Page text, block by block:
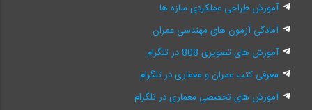
آموزش طراحی عملکردی سازه ها
آمادگی آزمون های مهندسی عمران
آموزش های تصویری 808 در تلگرام
معرفی کتب عمران و معماری در تلگرام
آموزش های تخصصی معماری در تلگرام